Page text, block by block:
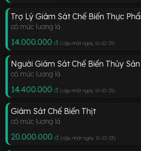
Trợ Lý Giám Sát Chế Biến Thực
có mức lương là
14.000.000 đ (cập nhật ngày 15-10-23)
Người Giám Sát Chế Biến Thủy Sản
có mức lương là
14.400.000 đ (cập nhật ngày 15-10-23)
Giám Sát Chế Biến Thịt
có mức lương là
20.000.000 đ (cập nhật ngày 15-10-23)